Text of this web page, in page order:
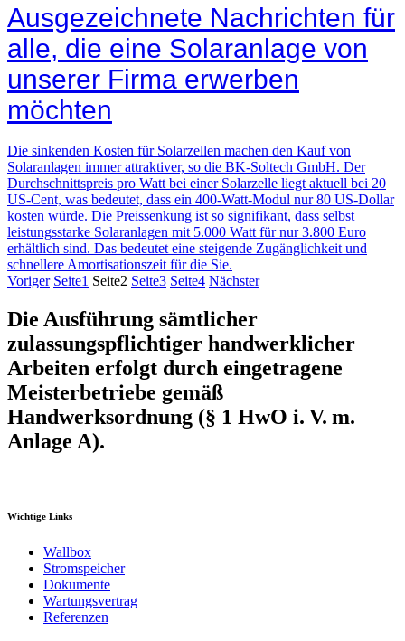
Ausgezeichnete Nachrichten für
alle, die eine Solaranlage von
unserer Firma erwerben
möchten
Die sinkenden Kosten für Solarzellen machen den Kauf von
Solaranlagen immer attraktiver, so die BK-Soltech GmbH. Der
Durchschnittspreis pro Watt bei einer Solarzelle liegt aktuell bei 20
US-Cent, was bedeutet, dass ein 400-Watt-Modul nur 80 US-Dollar
kosten würde. Die Preissenkung ist so signifikant, dass selbst
leistungsstarke Solaranlagen mit 5.000 Watt für nur 3.800 Euro
erhältlich sind. Das bedeutet eine steigende Zugänglichkeit und
schnellere Amortisationszeit für die Sie.
Voriger Seite1 Seite2 Seite3 Seite4 Nächster
Die Ausführung sämtlicher
zulassungspflichtiger handwerklicher
Arbeiten erfolgt durch eingetragene
Meisterbetriebe gemäß
Handwerksordnung (§ 1 HwO i. V. m.
Anlage A).
Wichtige Links
Wallbox
Stromspeicher
Dokumente
Wartungsvertrag
Referenzen